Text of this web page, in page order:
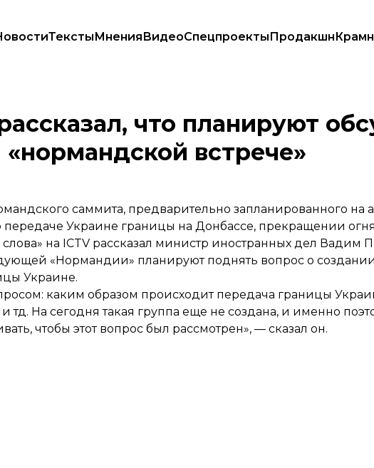
ТекстыМненияВидеоСпецпроектыПродакшн
обсудить на следующей «нормандской встрече»
что планируют
встрече»
саммита, предварительно запланированного на
передаче Украине границы на Донбассе, прекращении
на ICTV рассказал министр иностранных дел Вадим
«Нормандии» планируют поднять вопрос о
Украине.
каким образом происходит передача границы
тд. На сегодня такая группа еще не создана, и именно
чтобы этот вопрос был рассмотрен», — сказал он.